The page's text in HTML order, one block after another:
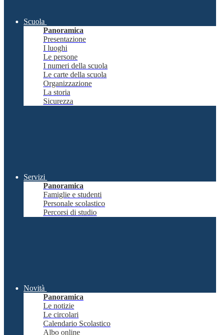
Scuola
Panoramica
Presentazione
I luoghi
Le persone
I numeri della scuola
Le carte della scuola
Organizzazione
La storia
Sicurezza
Servizi
Panoramica
Famiglie e studenti
Personale scolastico
Percorsi di studio
Novità
Panoramica
Le notizie
Le circolari
Calendario Scolastico
Albo online